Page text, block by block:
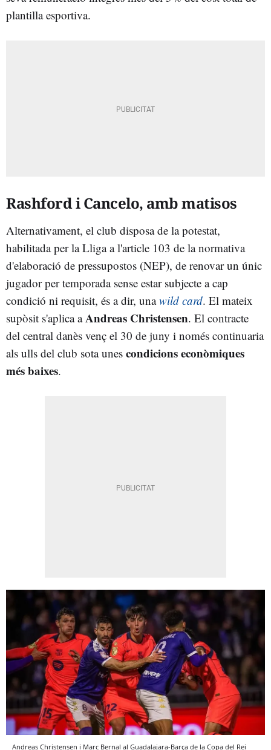
plantilla esportiva.
Rashford i Cancelo, amb matisos
Alternativament, el club disposa de la potestat,
habilitada per la Lliga a l'article 103 de la normativa
d'elaboració de pressupostos (NEP), de renovar un únic
jugador per temporada sense estar subjecte a cap
condició ni requisit, és a dir, unawild card. El mateix
supòsit s'aplica aAndreas Christensen. El contracte
del central danès venç el 30 de juny i només continuaria
als ulls del club sota unes condicions econòmiques
més baixes.
Andreas Christensen i Marc Bernal al Guadalajara-Barça de la Copa del Rei